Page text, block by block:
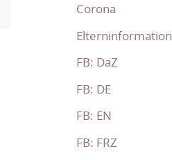
Corona
Elterninformation
FB: DaZ
FB: DE
FB: EN
FB: FRZ